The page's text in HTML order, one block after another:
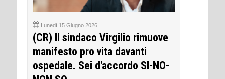
Lunedì 15 Giugno 2026
(CR) Il sindaco Virgilio rimuove
manifesto pro vita davanti
ospedale. Sei d'accordo SI-NO-